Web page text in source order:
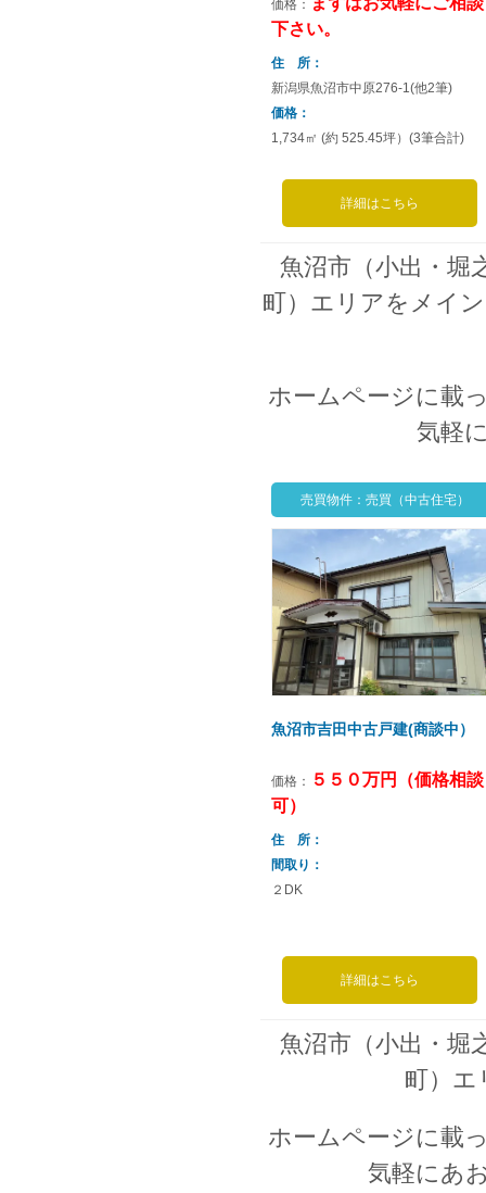
価格：
下さい。
住 所
新潟県魚沼市中原276-1(他2筆)
価格
1,734㎡ (約 525.45坪）(3筆合計)
詳細はこちら
魚沼市（小出・堀
町）エリアをメイ
ホームページに載
気軽
売買物件：売買（中古住宅）
魚沼市吉田中古戸建(商談中）
価格：
５５０万円（価格相談
可）
住 所
間取り
２DK
詳細はこちら
魚沼市（小出・堀
町）エ
ホームページに載
気軽にあ